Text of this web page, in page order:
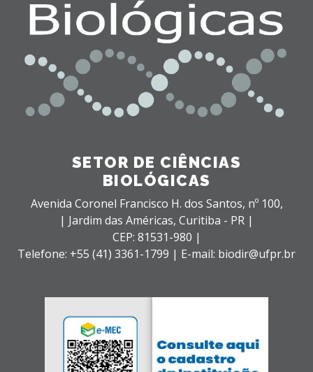
SETOR DE CIÊNCIAS
BIOLÓGICAS
Avenida Coronel Francisco H. dos Santos, nº 100,
| Jardim das Américas, Curitiba - PR |
CEP: 81531-980 |
Telefone: +55 (41) 3361-1799 | E-mail: biodir@ufpr.br